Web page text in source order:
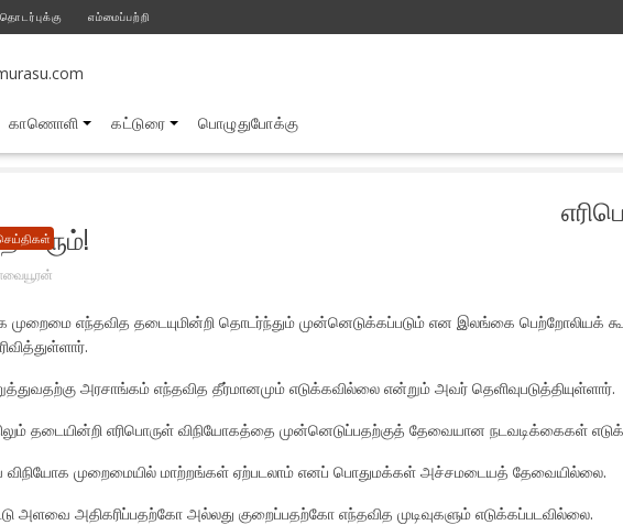
தொடர்புக்கு எம்மைப்பற்றி
காணொளி கட்டுரை பொழுதுபோக்கு
முறைமை எந்தவித தடையுமின்றி தொடர்ந்தும் முன்னெடுக்கப்படும் என இலங்கை பெற்றோலியக்
அரசாங்கம் எந்தவித தீர்மானமும் எடுக்கவில்லை என்றும் அவர் தெளிவுபடுத்தியுள்ளார்.
தடையின்றி எரிபொருள் விநியோகத்தை முன்னெடுப்பதற்குத் தேவையான நடவடிக்கைகள்
முறைமையில் மாற்றங்கள் ஏற்படலாம் எனப் பொதுமக்கள் அச்சமடையத் தேவையில்லை.
அளவை அதிகரிப்பதற்கோ அல்லது குறைப்பதற்கோ எந்தவித முடிவுகளும் எடுக்கப்படவில்லை.